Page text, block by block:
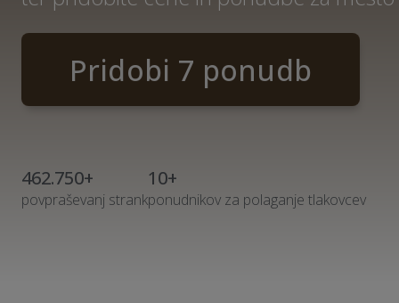
Pridobi 7 ponudb
462.750+
povpraševanj strank
10+
ponudnikov za polaganje tlakovcev